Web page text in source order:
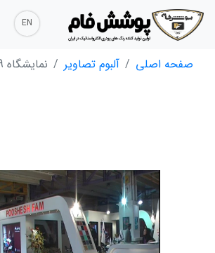
EN
صفحه اصلی آلبوم تصاویر نمایشگاه 1389